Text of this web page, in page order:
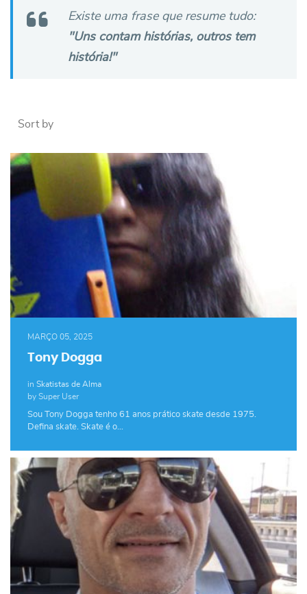
Existe uma frase que resume tudo:
"Uns contam histórias, outros tem
história!"
Sort by
MARÇO 05, 2025
Tony Dogga
in Skatistas de Alma
by Super User
Sou Tony Dogga tenho 61 anos prático skate desde 1975.
Defina skate. Skate é o…